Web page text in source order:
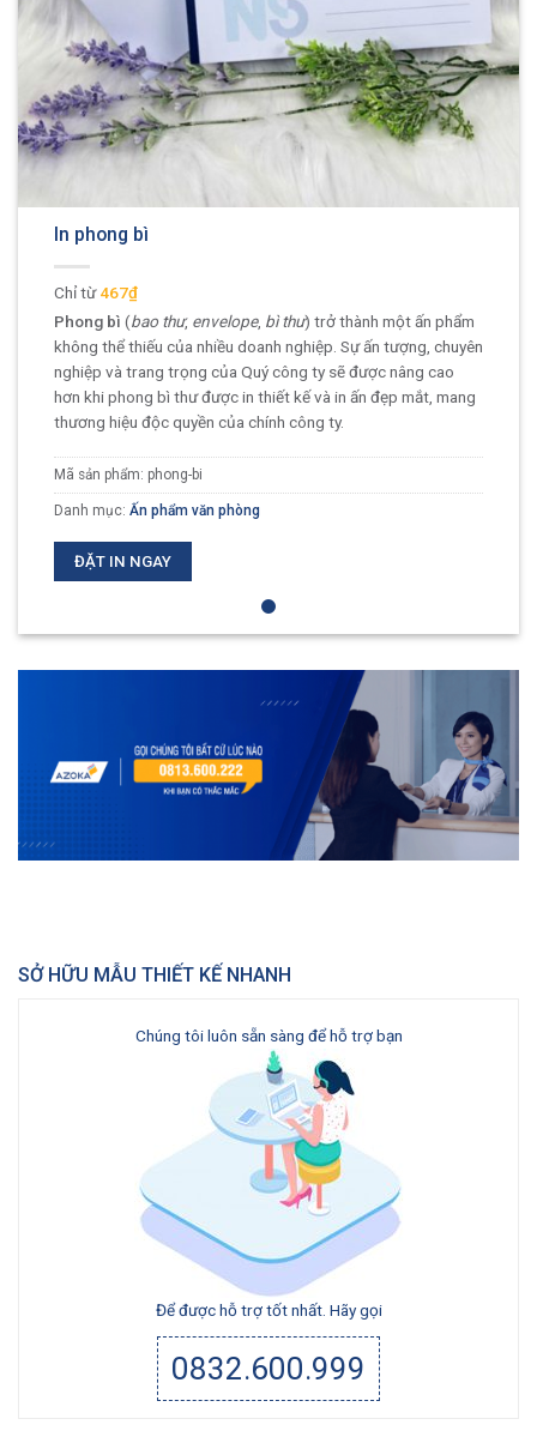
SỞ HỮU MẪU THIẾT KẾ NHANH
Chúng tôi luôn sẵn sàng để hỗ trợ bạn
Để được hỗ trợ tốt nhất. Hãy gọi
0832.600.999
In phong bì
467₫
Phong bì (bao thư, envelope, bì thư) trở thành một ấn phẩm
không thể thiếu của nhiều doanh nghiệp. Sự ấn tượng, chuyên
nghiệp và trang trọng của Quý công ty sẽ được nâng cao
hơn khi phong bì thư được in thiết kế và in ấn đẹp mắt, mang
thương hiệu độc quyền của chính công ty.
Mã sản phẩm: phong-bi
Danh mục: Ấn phẩm văn phòng
ĐẶT IN NGAY